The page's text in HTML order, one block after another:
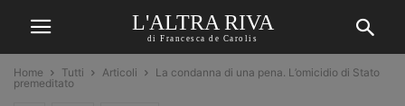
L'ALTRA RIVA
di Francesca de Carolis
Home Tutti Articoli
La condanna di una pena. L’omicidio di Stato
premeditato